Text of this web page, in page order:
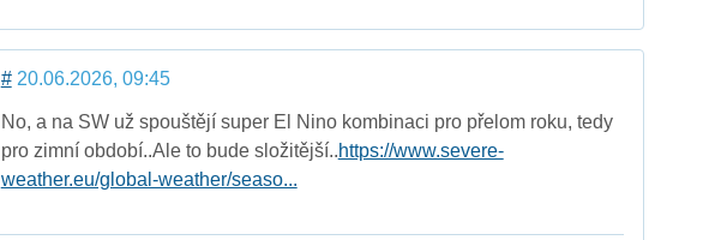
#20.06.2026, 09:45
No, a na SW už spouštějí super El Nino kombinaci pro přelom roku, tedy
pro zimní období..Ale to bude složitější..https://www.severe-
weather.eu/global-weather/seaso...